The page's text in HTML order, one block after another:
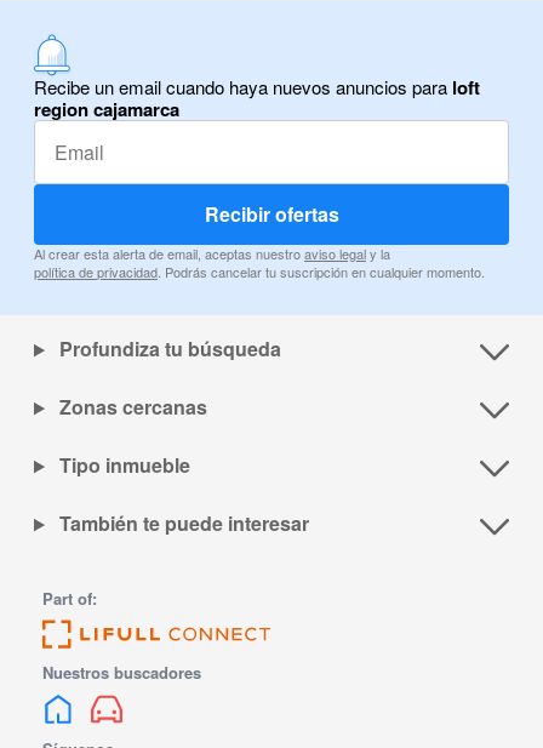
Recibe un email cuando haya nuevos anuncios para loft
region cajamarca
Recibir ofertas
Al crear esta alerta de email, aceptas nuestroaviso legaly la
política de privacidad. Podrás cancelar tu suscripción en cualquier momento.
Profundiza tu búsqueda
Zonas cercanas
Tipo inmueble
También te puede interesar
Part of:
Nuestros buscadores